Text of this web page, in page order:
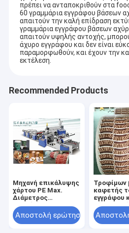
πρέπει να ανταποκριθούν στα
60 γραμμάρια εγγράφου βάσεων
απαιτούν την καλή επίδραση
γραμμάρια εγγράφου βάσεων
απαιτούν υψηλής αντοχής,
άχυρο εγγράφου και δεν είναι
παραμορφωθούν, και έχουν την
εκτέλεση.
Recommended Products
Μηχανή επικάλυψης
χάρτου PE Max.
Διάμετρος
επανάκλισης
1000mm
Αποστολή ερώτησης
Τροφίμων
καφετής
εγγράφου
χρήσης
εγγράφου